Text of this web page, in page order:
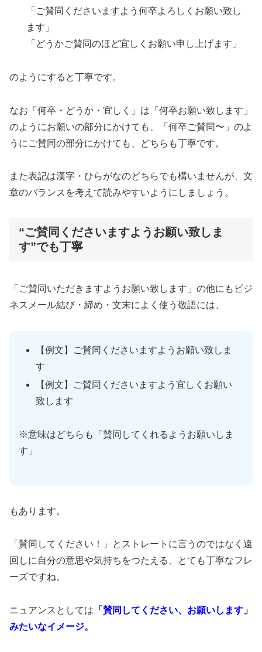
「ご賛同くださいますよう何卒よろしくお願い致し
ます」
「どうかご賛同のほど宜しくお願い申し上げます」
のようにすると丁寧です。
なお「何卒・どうか・宜しく」は「何卒お願い致します」
のようにお願いの部分にかけても、「何卒ご賛同〜」のよ
うにご賛同の部分にかけても、どちらも丁寧です。
また表記は漢字・ひらがなのどちらでも構いませんが、文
章のバランスを考えて読みやすいようにしましょう。
“ご賛同くださいますようお願い致しま
す”でも丁寧
「ご賛同いただきますようお願い致します」の他にもビジ
ネスメール結び・締め・文末によく使う敬語には、
【例文】ご賛同くださいますようお願い致しま
す
【例文】ご賛同くださいますよう宜しくお願い
致します
※意味はどちらも「賛同してくれるようお願いしま
す」
もあります。
「賛同してください！」とストレートに言うのではなく遠
回しに自分の意思や気持ちをつたえる、とても丁寧なフレ
ーズですね。
ニュアンスとしては 「賛同してください、お願いします」
みたいなイメージ。